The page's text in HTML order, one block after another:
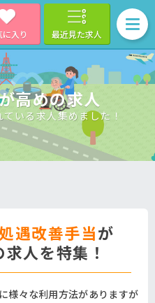
に入り 最近見た求人
高めの求人
いる求人集めました！
遇改善手当が
人を特集！
様々な利用方法がありますが